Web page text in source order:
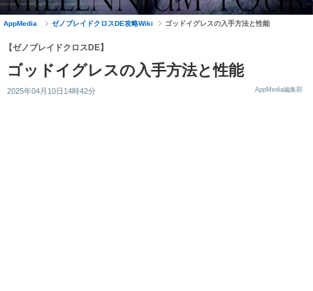
AppMedia ゼノブレイドクロスDE攻略Wiki ゴッドイグレスの入手方法と性能
【ゼノブレイドクロスDE】
ゴッドイグレスの入手方法と性能
2025年04月10日14時42分 AppMedia編集部